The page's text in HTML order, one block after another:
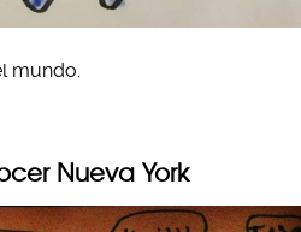
mundo.
Nueva York